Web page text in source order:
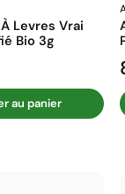
Levres Vrai
Bio 3g
au panier